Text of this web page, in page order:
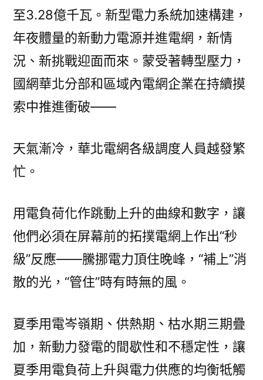
奧
斯
德
台
北
企
平
安、
和
納
的
“最
優
至3.28億千瓦。新型電力系統加速構建，
年夜體量的新動力電源并進電網，新情
況、新挑戰迎面而來。蒙受著轉型壓力，
國網華北分部和區域內電網企業在持續摸
索中推進衝破——
天氣漸冷，華北電網各級調度人員越發繁
忙。
用電負荷化作跳動上升的曲線和數字，讓
他們必須在屏幕前的拓撲電網上作出“秒
級”反應——騰挪電力頂住晚峰，“補上”消
散的光，“管住”時有時無的風。
夏季用電岑嶺期、供熱期、枯水期三期疊
加，新動力發電的間歇性和不穩定性，讓
夏季用電負荷上升與電力供應的均衡牴觸